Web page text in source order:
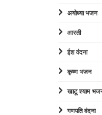
अयोध्या भजन
आरती
ईश वंदना
कृष्ण भजन
खाटू श्याम
गणपति वंदना